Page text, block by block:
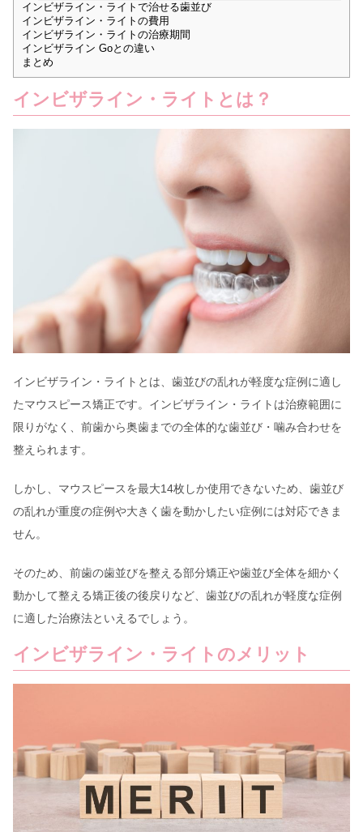
インビザライン・ライトで治せる歯並び
インビザライン・ライトの費用
インビザライン・ライトの治療期間
インビザライン Goとの違い
まとめ
インビザライン・ライトとは？
インビザライン・ライトとは、歯並びの乱れが軽度な症例に適し
たマウスピース矯正です。インビザライン・ライトは治療範囲に
限りがなく、前歯から奥歯までの全体的な歯並び・噛み合わせを
整えられます。
しかし、マウスピースを最大14枚しか使用できないため、歯並び
の乱れが重度の症例や大きく歯を動かしたい症例には対応できま
せん。
そのため、前歯の歯並びを整える部分矯正や歯並び全体を細かく
動かして整える矯正後の後戻りなど、歯並びの乱れが軽度な症例
に適した治療法といえるでしょう。
インビザライン・ライトのメリット